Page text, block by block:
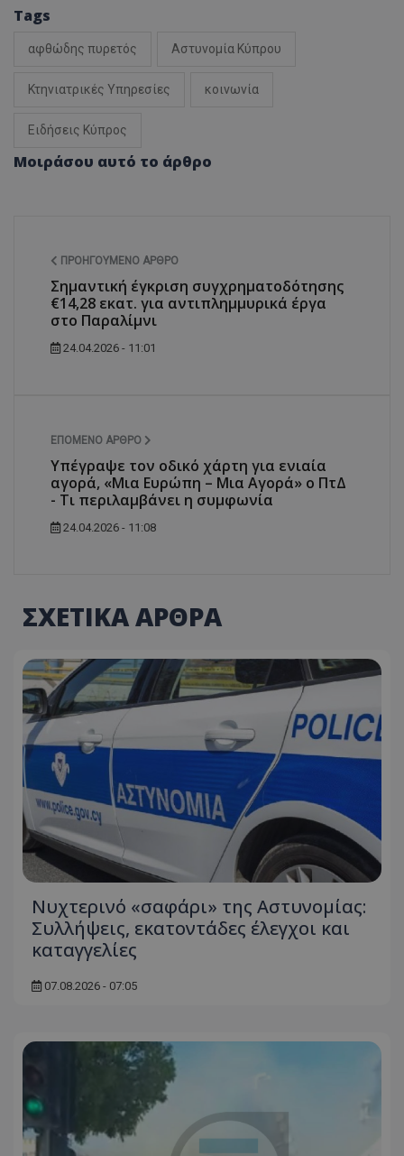
Tags
αφθώδης πυρετός Αστυνομία Κύπρου
Κτηνιατρικές Υπηρεσίες κοινωνία
Ειδήσεις Κύπρος
Μοιράσου αυτό το άρθρο
ΠΡΟΗΓΟΎΜΕΝΟ ΆΡΘΡΟ
Σημαντική έγκριση συγχρηματοδότησης
€14,28 εκατ. για αντιπλημμυρικά έργα
στο Παραλίμνι
24.04.2026 - 11:01
ΕΠΌΜΕΝΟ ΆΡΘΡΟ
Υπέγραψε τον οδικό χάρτη για ενιαία
αγορά, «Μια Ευρώπη – Μια Αγορά» ο ΠτΔ
- Τι περιλαμβάνει η συμφωνία
24.04.2026 - 11:08
ΣΧΕΤΙΚΑ ΑΡΘΡΑ
Νυχτερινό «σαφάρι» της Αστυνομίας:
Συλλήψεις, εκατοντάδες έλεγχοι και
καταγγελίες
07.08.2026 - 07:05